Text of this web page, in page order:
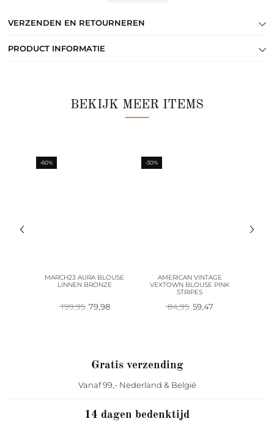
VERZENDEN EN RETOURNEREN
PRODUCT INFORMATIE
BEKIJK MEER ITEMS
-60%
MARCH23 AURA BLOUSE
LINNEN BRONZE
199,95 Oorspronkelijke
prijs
79,98Huidige
-30%
AMERICAN VINTAGE
VEXTOWN BLOUSE PINK
STRIPES
84,95 Oorspronkelijke
prijs
59,47
Gratis verzending
Vanaf 99,- Nederland & België
14 dagen bedenktijd